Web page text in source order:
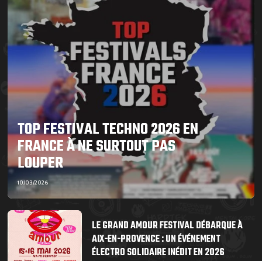
TOP FESTIVAL TECHNO 2026 EN
FRANCE À NE SURTOUT PAS
LOUPER
10/03/2026
LE GRAND AMOUR FESTIVAL DÉBARQUE À
AIX-EN-PROVENCE : UN ÉVÉNEMENT
ÉLECTRO SOLIDAIRE INÉDIT EN 2026